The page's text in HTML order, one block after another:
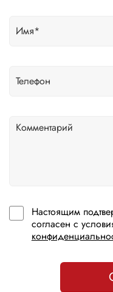
Настоящим
согласен с